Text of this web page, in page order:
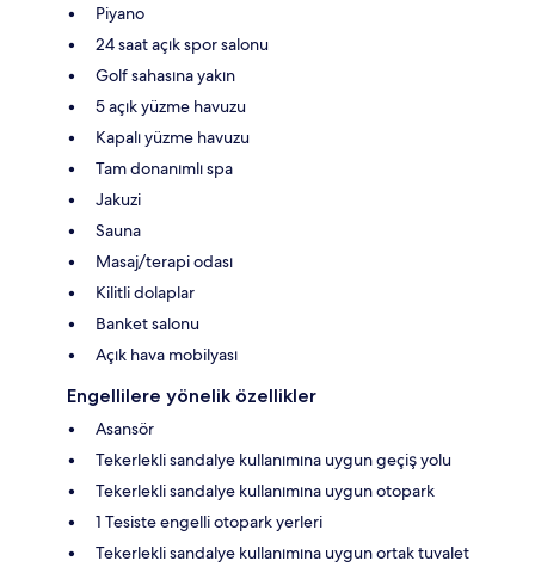
Piyano
24 saat açık spor salonu
Golf sahasına yakın
5 açık yüzme havuzu
Kapalı yüzme havuzu
Tam donanımlı spa
Jakuzi
Sauna
Masaj/terapi odası
Kilitli dolaplar
Banket salonu
Açık hava mobilyası
Engellilere yönelik özellikler
Asansör
Tekerlekli sandalye kullanımına uygun geçiş yolu
Tekerlekli sandalye kullanımına uygun otopark
1 Tesiste engelli otopark yerleri
Tekerlekli sandalye kullanımına uygun ortak tuvalet